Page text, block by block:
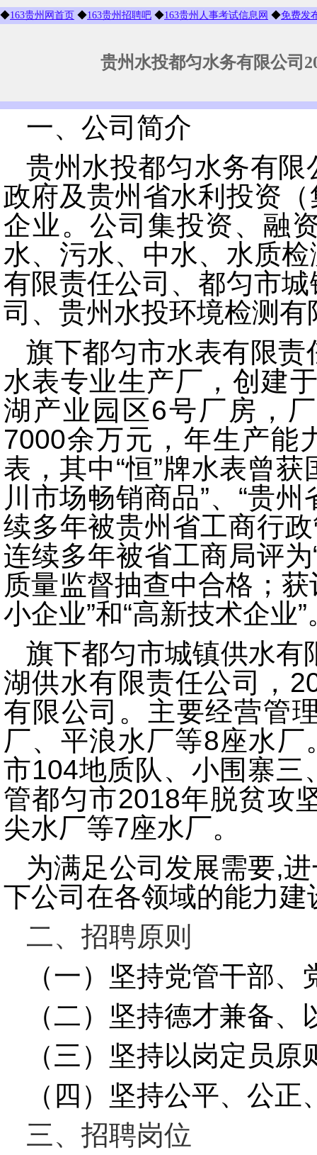
◆163贵州网首页 ◆163贵州招聘吧 ◆163贵州人事考试信息网 ◆免费发
贵州水投都匀水务有限公司
一、公司简介
贵州水投都匀水务有
政府及贵州省水利投资
企业。公司集投资、融
水、污水、中水、水质
有限责任公司、都匀市
司、贵州水投环境检测
旗下都匀市水表有限
水表专业生产厂，创建
湖产业园区6号厂房，
7000余万元，年生产能
表，其中“恒”牌水表曾
川市场畅销商品”、“贵
续多年被贵州省工商行
连续多年被省工商局评
质量监督抽查中合格；
小企业”和“高新技术企业”
旗下都匀市城镇供水有
湖供水有限责任公司，
有限公司。主要经营管
厂、平浪水厂等8座水厂
市104地质队、小围寨三
管都匀市2018年脱贫攻
尖水厂等7座水厂。
为满足公司发展需要,
下公司在各领域的能力
二、招聘原则
（一）坚持党管干部
（二）坚持德才兼备
（三）坚持以岗定员
（四）坚持公平、公
三、招聘岗位